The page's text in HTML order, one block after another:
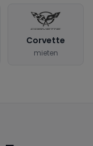
Corvette
mieten